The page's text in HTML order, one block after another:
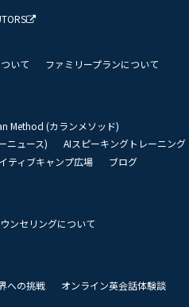
いて
ファミリープランについて
Method (カランメソッド)
ニュース)
AIスピーキングトレーニング
ティブキャンプ広場
ブログ
ンセリングについて
への挑戦
オンライン英会話体験談